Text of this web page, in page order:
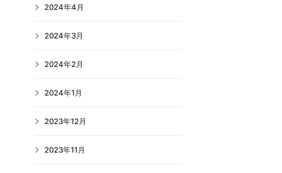
2024年4月
2024年3月
2024年2月
2024年1月
2023年12月
2023年11月